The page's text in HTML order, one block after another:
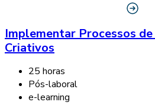
Implementar Processos de
Criativos
25 horas
Pós-laboral
e-learning